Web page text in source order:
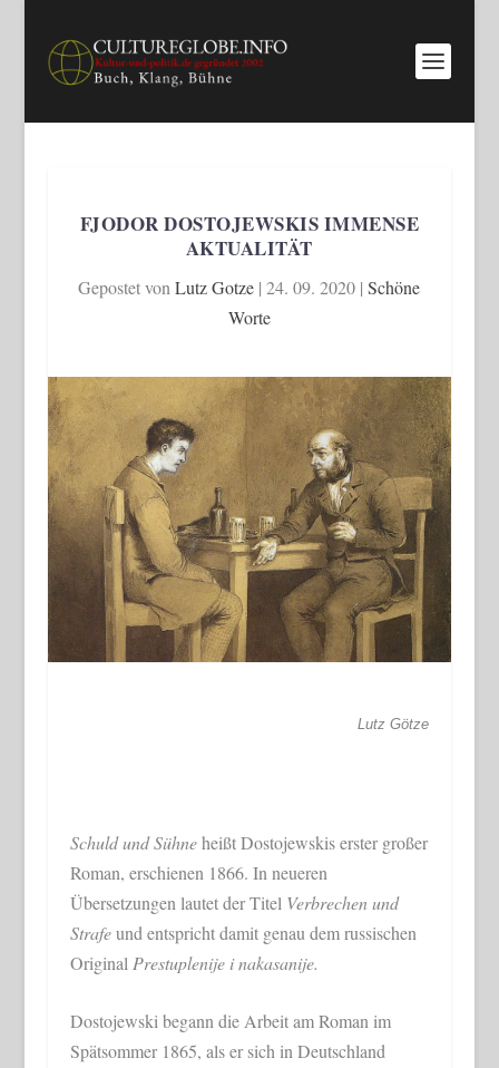
FJODOR DOSTOJEWSKIS IMMENSE
AKTUALITÄT
Gepostet vonLutz Gotze |24. 09. 2020 |Schöne
Worte
Lutz Götze
Schuld und Sühneheißt Dostojewskis erster großer
Roman, erschienen 1866. In neueren
Übersetzungen lautet der Titel Verbrechen und
Strafeund entspricht damit genau dem russischen
Original Prestuplenije i nakasanije.
Dostojewski begann die Arbeit am Roman im
Spätsommer 1865, als er sich in Deutschland